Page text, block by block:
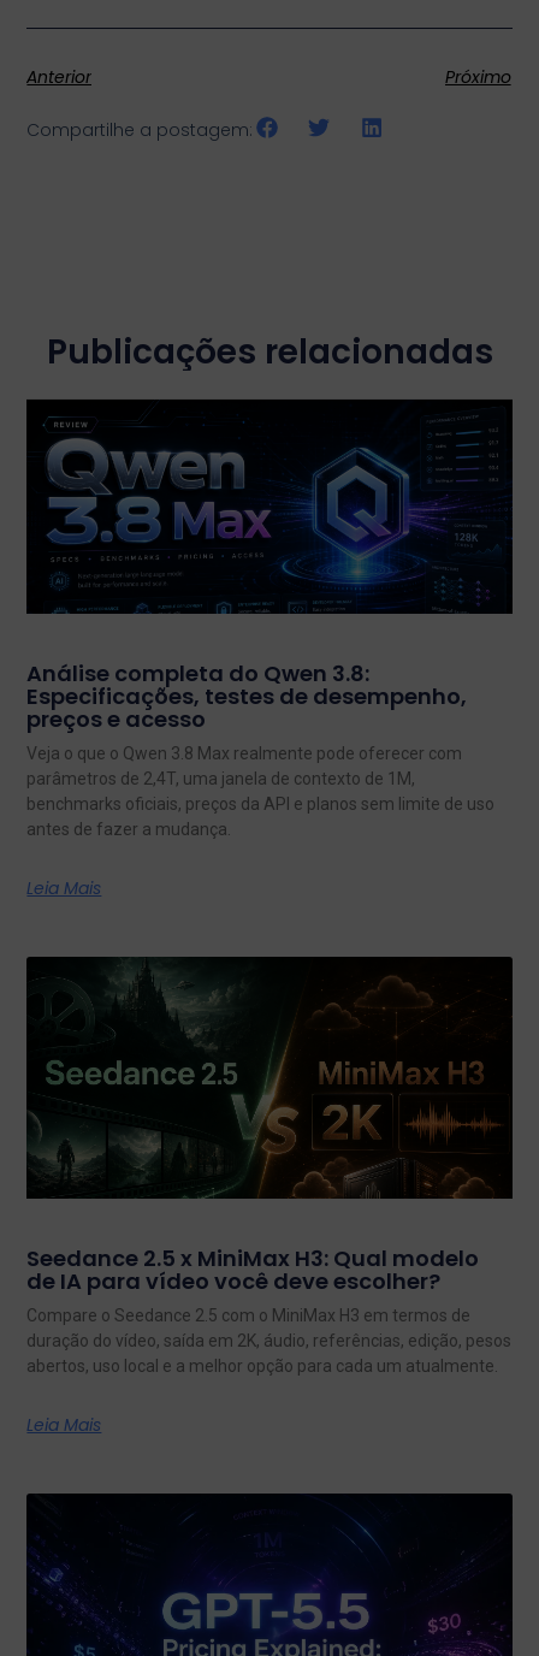
Anterior Próximo
Compartilhe a postagem:
Publicações relacionadas
Análise completa do Qwen 3.8:
Especificações, testes de desempenho,
preços e acesso
Veja o que o Qwen 3.8 Max realmente pode oferecer com
parâmetros de 2,4T, uma janela de contexto de 1M,
benchmarks oficiais, preços da API e planos sem limite de uso
antes de fazer a mudança.
Leia Mais
Seedance 2.5 x MiniMax H3: Qual modelo
de IA para vídeo você deve escolher?
Compare o Seedance 2.5 com o MiniMax H3 em termos de
duração do vídeo, saída em 2K, áudio, referências, edição, pesos
abertos, uso local e a melhor opção para cada um atualmente.
Leia Mais